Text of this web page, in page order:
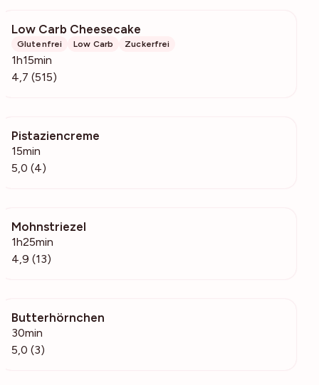
Low Carb Cheesecake
Glutenfrei Low Carb Zuckerfrei
1h15min
4,7 (515)
Pistaziencreme
15min
5,0 (4)
Mohnstriezel
1h25min
4,9 (13)
Butterhörnchen
30min
5,0 (3)